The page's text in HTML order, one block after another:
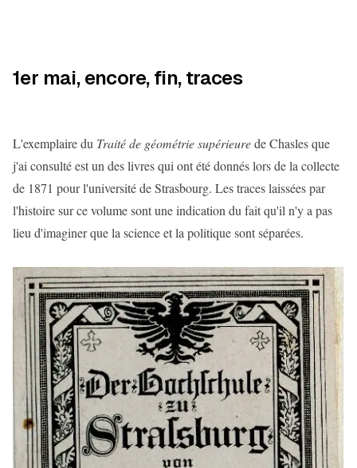
1er mai, encore, fin, traces
L'exemplaire du Traité de géométrie supérieurede Chasles que
j'ai consulté est un des livres qui ont été donnés lors de la collecte
de 1871 pour l'université de Strasbourg. Les traces laissées par
l'histoire sur ce volume sont une indication du fait qu'il n'y a pas
lieu d'imaginer que la science et la politique sont séparées.